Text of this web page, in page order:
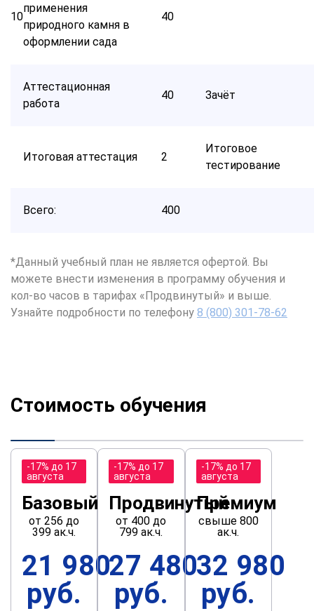
10
применения
природного камня в
оформлении сада
40
Аттестационная
работа
40 Зачёт
Итоговая аттестация 2
Итоговое
тестирование
Всего: 400
*Данный учебный план не является офертой. Вы
можете внести изменения в программу обучения и
кол-во часов в тарифах «Продвинутый» и выше.
Узнайте подробности по телефону 8 (800) 301-78-62
Стоимость обучения
-17% до 17
августа
Базовый
от 256 до
399 ак.ч.
21 980
руб.
-17% до 17
августа
Продвинутый
от 400 до
799 ак.ч.
27 480
руб.
-17% до 17
августа
Премиум
свыше 800
ак.ч.
32 980
руб.